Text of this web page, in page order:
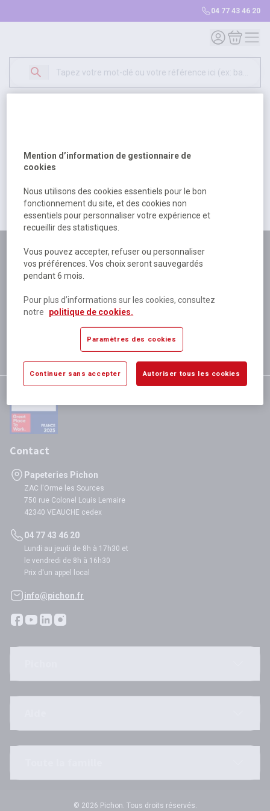
04 77 43 46 20
Mon compte
Mon
500
excuser pour la gêne occasionée.
Retour Retour à l'accueil
Plus de 180 personnes
à votre écoute
Plus de 80 000 références
disponibles
Expédition le jour même
si validation avant 12h
satisfaction totale
Contact
Papeteries Pichon
ZAC l'Orme les Sources
750 rue Colonel Louis Lemaire
42340 VEAUCHE cedex
04 77 43 46 20
Lundi au jeudi de 8h à 17h30 et
le vendredi de 8h à 16h30
Prix d'un appel local
info@pichon.fr
© 2026 Pichon. Tous droits réservés.
Mention d’information de gestionnaire de
cookies
Nous utilisons des cookies essentiels pour le bon
fonctionnement du site, et des cookies non
essentiels pour personnaliser votre expérience et
recueillir des statistiques.
Vous pouvez accepter, refuser ou personnaliser
vos préférences. Vos choix seront sauvegardés
pendant 6 mois.
Pour plus d’informations sur les cookies, consultez
notre
politique de cookies.
Paramètres des cookies
Continuer sans accepter Autoriser tous les cookies